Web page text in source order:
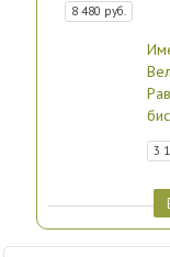
8 480 руб.
3